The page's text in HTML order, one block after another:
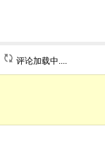
评论加载中....